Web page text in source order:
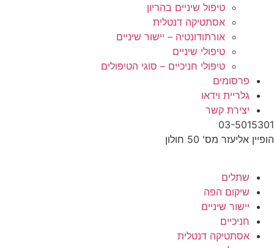
טיפול שיניים בהריון
אסתטיקה דנטלית
אורתודונטיה – יישור שיניים
טיפולי שיניים
טיפולי חניכיים – סוגי הטיפולים
פרסומים
גלריית וידאו
יצירת קשר
03-5015301
הופיין אליעזר מס' 50 חולון
שתלים
שיקום הפה
יישור שיניים
חניכיים
אסתטיקה דנטלית